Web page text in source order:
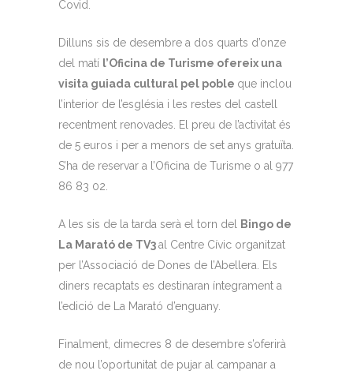
Covid.
Dilluns sis de desembre a dos quarts d’onze
del matí l’Oficina de Turisme ofereix una
visita guiada cultural pel poble que inclou
l’interior de l’església i les restes del castell
recentment renovades. El preu de l’activitat és
de 5 euros i per a menors de set anys gratuïta.
S’ha de reservar a l’Oficina de Turisme o al 977
86 83 02.
A les sis de la tarda serà el torn del
Bingo de
La Marató de TV3al Centre Cívic organitzat
per l’Associació de Dones de l’Abellera. Els
diners recaptats es destinaran íntegrament a
l’edició de La Marató d’enguany.
Finalment, dimecres 8 de desembre s’oferirà
de nou l’oportunitat de pujar al campanar a